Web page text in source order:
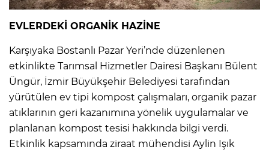
EVLERDEKİ ORGANİK HAZİNE
Karşıyaka Bostanlı Pazar Yeri’nde düzenlenen
etkinlikte Tarımsal Hizmetler Dairesi Başkanı Bülent
Üngür, İzmir Büyükşehir Belediyesi tarafından
yürütülen ev tipi kompost çalışmaları, organik pazar
atıklarının geri kazanımına yönelik uygulamalar ve
planlanan kompost tesisi hakkında bilgi verdi.
Etkinlik kapsamında ziraat mühendisi Aylin Işık